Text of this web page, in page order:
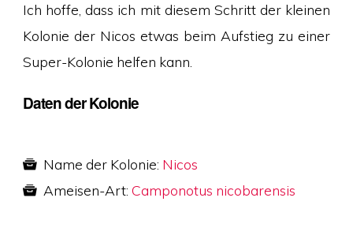
Ich hoffe, dass ich mit diesem Schritt der kleinen
Kolonie der Nicos etwas beim Aufstieg zu einer
Super-Kolonie helfen kann.
Daten der Kolonie
Name der Kolonie: Nicos
Ameisen-Art: Camponotus nicobarensis